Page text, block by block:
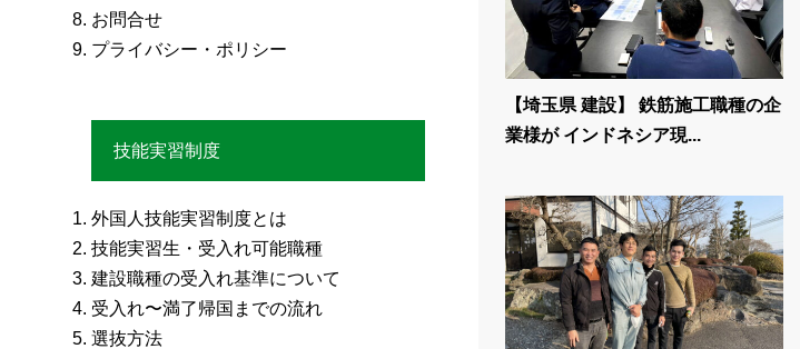
【埼玉県 建設】 鉄筋施工職種の企
業様が インドネシア現...
お問合せ
プライバシー・ポリシー
技能実習制度
外国人技能実習制度とは
技能実習生・受入れ可能職種
建設職種の受入れ基準について
受入れ〜満了帰国までの流れ
選抜方法